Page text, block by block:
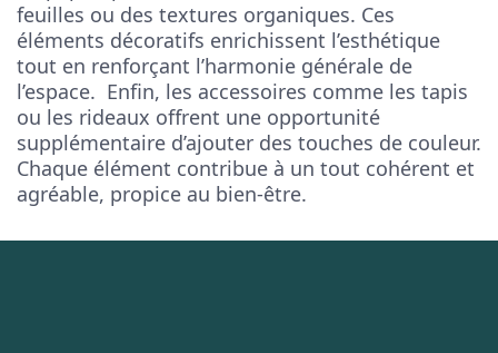
feuilles ou des textures organiques. Ces
éléments décoratifs enrichissent l’esthétique
tout en renforçant l’harmonie générale de
l’espace. Enfin, les accessoires comme les tapis
ou les rideaux offrent une opportunité
supplémentaire d’ajouter des touches de couleur.
Chaque élément contribue à un tout cohérent et
agréable, propice au bien-être.